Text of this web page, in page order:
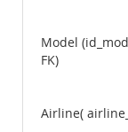
Model
FK)
Airline(